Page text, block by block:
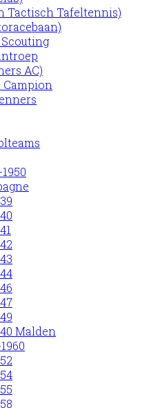
Tactisch Tafeltennis)
AC)
Campion
Malden